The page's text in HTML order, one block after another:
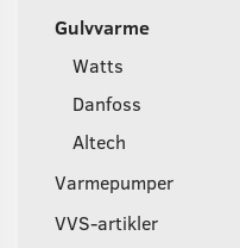
Gulvvarme
Watts
Danfoss
Altech
Varmepumper
VVS-artikler